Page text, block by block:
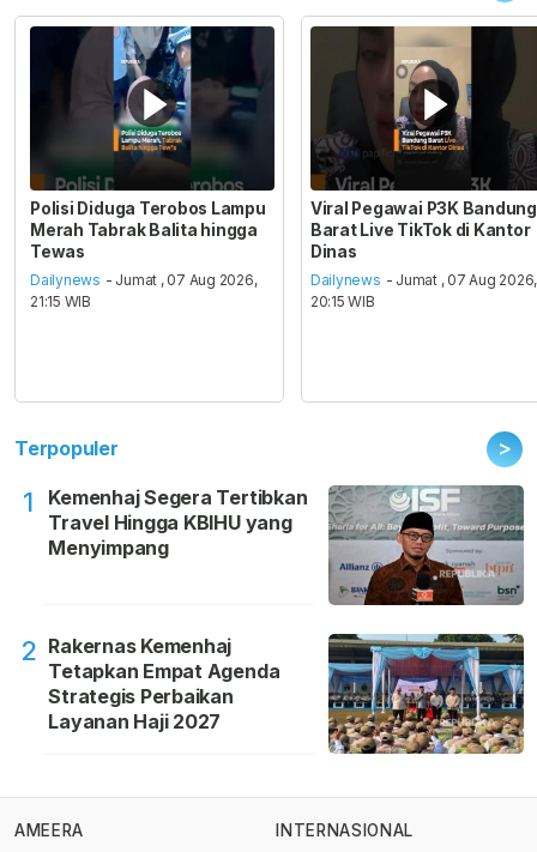
Polisi Diduga Terobos Lampu
Merah Tabrak Balita hingga
Tewas
Dailynews - Jumat , 07 Aug 2026,
21:15 WIB
Viral Pegawai P3K Bandung
Barat Live TikTok di Kantor
Dinas
Dailynews - Jumat , 07 Aug 2026,
20:15 WIB
Terpopuler >
1
Kemenhaj Segera Tertibkan
Travel Hingga KBIHU yang
Menyimpang
2 Rakernas Kemenhaj
Tetapkan Empat Agenda
Strategis Perbaikan
Layanan Haji 2027
AMEERA INTERNASIONAL